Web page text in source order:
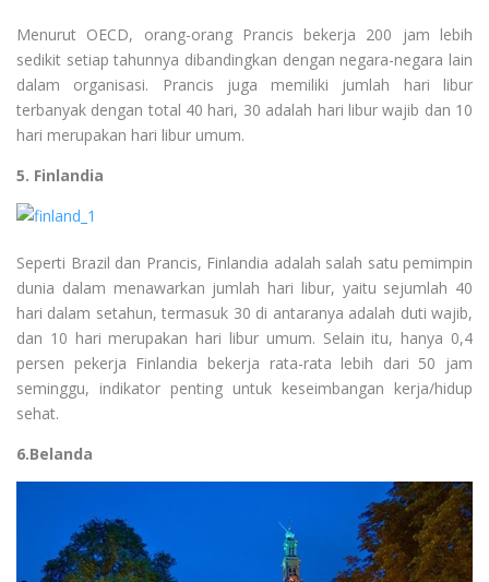
Menurut OECD, orang-orang Prancis bekerja 200 jam lebih
sedikit setiap tahunnya dibandingkan dengan negara-negara lain
dalam organisasi. Prancis juga memiliki jumlah hari libur
terbanyak dengan total 40 hari, 30 adalah hari libur wajib dan 10
hari merupakan hari libur umum.
5. Finlandia
Seperti Brazil dan Prancis, Finlandia adalah salah satu pemimpin
dunia dalam menawarkan jumlah hari libur, yaitu sejumlah 40
hari dalam setahun, termasuk 30 di antaranya adalah duti wajib,
dan 10 hari merupakan hari libur umum. Selain itu, hanya 0,4
persen pekerja Finlandia bekerja rata-rata lebih dari 50 jam
seminggu, indikator penting untuk keseimbangan kerja/hidup
sehat.
6.Belanda